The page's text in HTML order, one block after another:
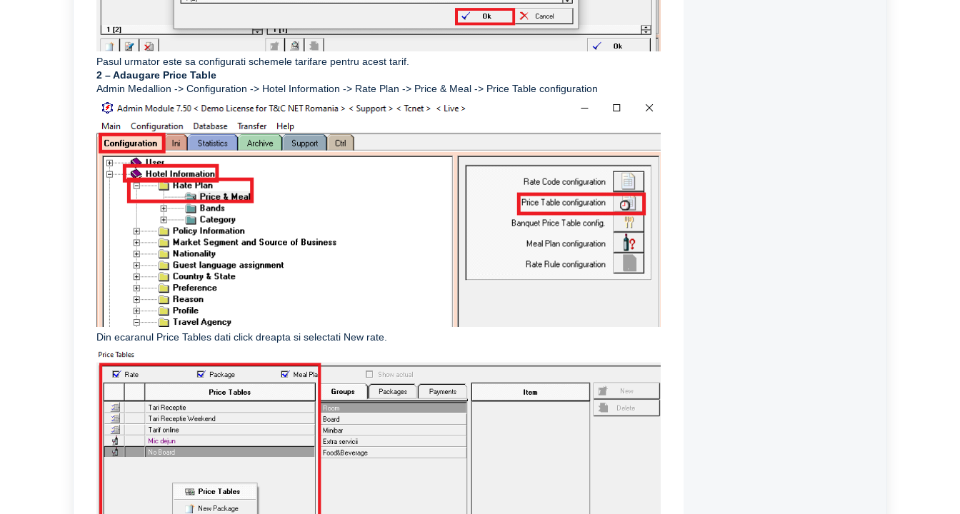
Pasul urmator este sa configurati schemele tarifare pentru acest tarif.
2 – Adaugare Price Table
Admin Medallion -> Configuration -> Hotel Information -> Rate Plan -> Price & Meal -> Price Table configuration
Din ecaranul Price Tables dati click dreapta si selectati New rate.